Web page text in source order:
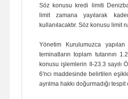
Söz konusu kredi limiti
limit zamana yayılarak
kullanılacaktır. Söz konusu limit
Yönetim Kurulumuzca yapılan
teminatların toplam tutarının
konusu işlemlerin II-23.3 sayılı
6'ncı maddesinde belirtilen
ayrılma hakkı doğurmadığı tespit